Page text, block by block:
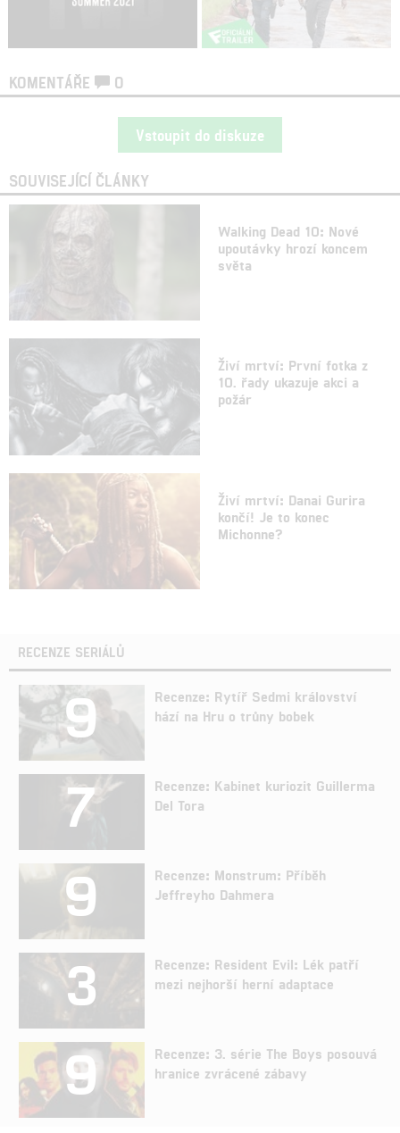
KOMENTÁŘE 0
Vstoupit do diskuze
SOUVISEJÍCÍ ČLÁNKY
Walking Dead 10: Nové
upoutávky hrozí koncem
světa
Živí mrtví: První fotka z
10. řady ukazuje akci a
požár
Živí mrtví: Danai Gurira
končí! Je to konec
Michonne?
RECENZE SERIÁLŮ
9
Recenze: Rytíř Sedmi království
hází na Hru o trůny bobek
7
Recenze: Kabinet kuriozit Guillerma
Del Tora
9
Recenze: Monstrum: Příběh
Jeffreyho Dahmera
3
Recenze: Resident Evil: Lék patří
mezi nejhorší herní adaptace
9
Recenze: 3. série The Boys posouvá
hranice zvrácené zábavy